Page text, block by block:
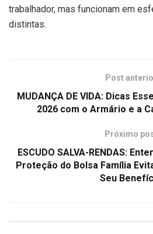
trabalhador, mas funcionam em
distintas.
Post
MUDANÇA DE VIDA: Dicas
2026 com o Armário e a
Próximo
ESCUDO SALVA-RENDAS:
Proteção do Bolsa Família
Seu